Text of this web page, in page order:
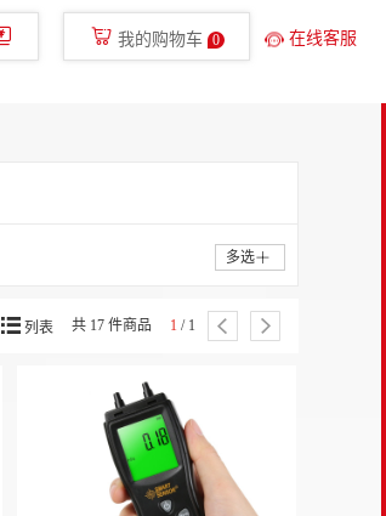
免费服务热线 400-780-8577
我的购物车 0 在线客服
走进新明辉 直播
多选
列表 共 17 件商品 1 / 1